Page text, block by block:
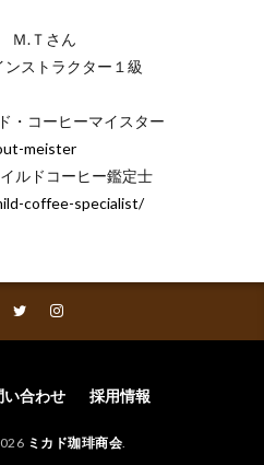
Ｍ.Ｔさん
ンストラクター１級
・コーヒーマイスター
meister
イルドコーヒー鑑定士
coffee-specialist/
い合わせ 採用情報
ミカド珈琲商会.